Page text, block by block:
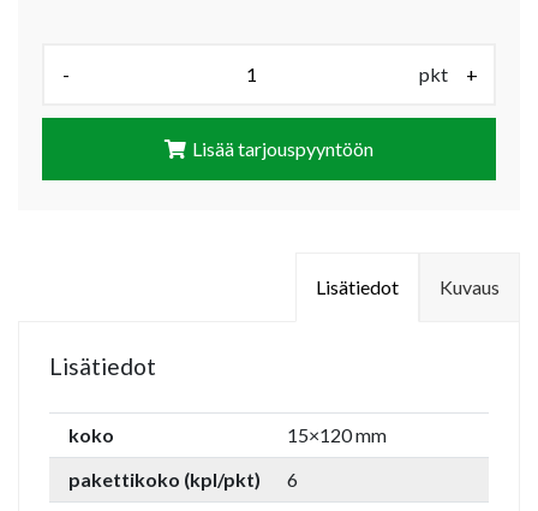
- pkt +
Lisää tarjouspyyntöön
Kuvaus
Lisätiedot
Lisätiedot
koko
15×120 mm
pakettikoko (kpl/pkt)
6